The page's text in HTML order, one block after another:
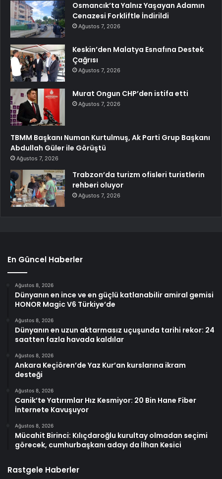
Osmancık’ta Yalnız Yaşayan Adamın
Cenazesi Forkliftle İndirildi
Ağustos 7, 2026
Keskin’den Malatya Esnafına Destek
Çağrısı
Ağustos 7, 2026
Murat Ongun CHP’den istifa etti
Ağustos 7, 2026
TBMM Başkanı Numan Kurtulmuş, Ak Parti Grup Başkanı
Abdullah Güler ile Görüştü
Ağustos 7, 2026
Trabzon’da turizm ofisleri turistlerin
rehberi oluyor
Ağustos 7, 2026
En Güncel Haberler
Ağustos 8, 2026
Dünyanın en ince ve en güçlü katlanabilir amiral gemisi
HONOR Magic V6 Türkiye’de
Ağustos 8, 2026
Dünyanın en uzun aktarmasız uçuşunda tarihi rekor: 24
saatten fazla havada kaldılar
Ağustos 8, 2026
Ankara Keçiören’de Yaz Kur’an kurslarına ikram
desteği
Ağustos 8, 2026
Canik’te Yatırımlar Hız Kesmiyor: 20 Bin Hane Fiber
İnternete Kavuşuyor
Ağustos 8, 2026
Mücahit Birinci: Kılıçdaroğlu kurultay olmadan seçimi
görecek, cumhurbaşkanı adayı da İlhan Kesici
Rastgele Haberler